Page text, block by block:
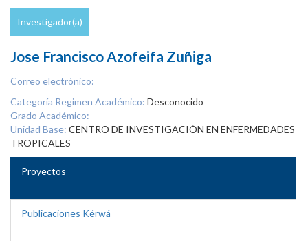
Investigador(a)
Jose Francisco Azofeifa Zuñiga
Correo electrónico:
Categoría Regimen Académico: Desconocido
Grado Académico:
Unidad Base: CENTRO DE INVESTIGACIÓN EN ENFERMEDADES
TROPICALES
Proyectos
Publicaciones Kérwá